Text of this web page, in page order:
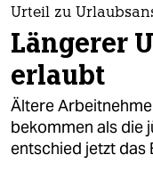
themen
politik
öko
gesellschaft
Urteil zu
Längerer
erlaubt
Ältere
bekommen als die
entschied jetzt das